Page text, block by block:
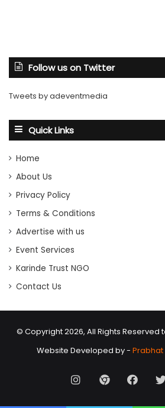
Follow us on Twitter
Tweets by adeventmedia
Quick Links
Home
About Us
Privacy Policy
Terms & Conditions
Advertise with us
Event Services
Karinde Trust NGO
Contact Us
© Copyright 2026, All Rights
Website Developed by -
Instagram
AD